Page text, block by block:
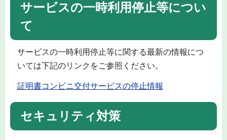
サービスの一時利用停止等につい
て
サービスの一時利用停止等に関する最新の情報につ
いては下記のリンクをご参照ください。
証明書コンビニ交付サービスの停止情報
セキュリティ対策